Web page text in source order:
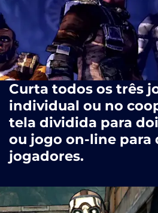
Curta todos os três
individual ou no
tela dividida para
ou jogo on-line para
jogadores.